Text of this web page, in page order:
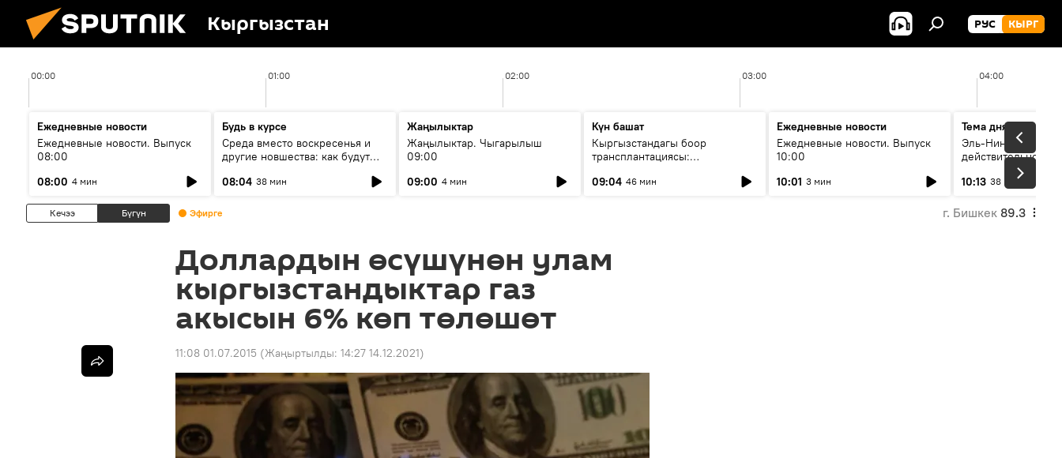
Кыргызстан РУС КЫРГ
00:00 01:00 02:00 03:00 04:00
Ежедневные новости
Ежедневные новости. Выпуск
08:00
08:00 4 мин
Будь в курсе
Среда вместо воскресенья и
другие новшества: как будут
08:04 38 мин
Жаңылыктар
Жаңылыктар. Чыгарылыш
09:00
09:00 4 мин
Күн башат
Кыргызстандагы боор
трансплантациясы:
келечеги
09:04 46 мин
Ежедневные новости
Ежедневные новости. Выпуск
10:00
10:01 3 мин
Тема дня
Эль-Ниньо, жара и
действительно
погоду в
10:13 38 мин
Кечээ Бүгүн Эфирге г. Бишкек 89.3
Доллардын өсүшүнөн улам
кыргызстандыктар газ
акысын 6% көп төлөшөт
11:08 01.07.2015 (Жаңыртылды: 14:27 14.12.2021)